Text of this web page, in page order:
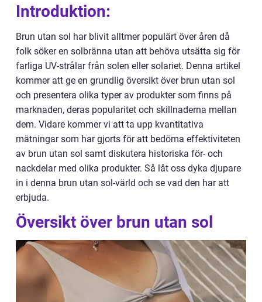
Introduktion:
Brun utan sol har blivit alltmer populärt över åren då
folk söker en solbränna utan att behöva utsätta sig för
farliga UV-strålar från solen eller solariet. Denna artikel
kommer att ge en grundlig översikt över brun utan sol
och presentera olika typer av produkter som finns på
marknaden, deras popularitet och skillnaderna mellan
dem. Vidare kommer vi att ta upp kvantitativa
mätningar som har gjorts för att bedöma effektiviteten
av brun utan sol samt diskutera historiska för- och
nackdelar med olika produkter. Så låt oss dyka djupare
in i denna brun utan sol-värld och se vad den har att
erbjuda.
Översikt över brun utan sol